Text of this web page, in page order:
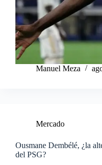
Manuel Meza
Mercado
Ousmane Dembélé, ¿la
del PSG?